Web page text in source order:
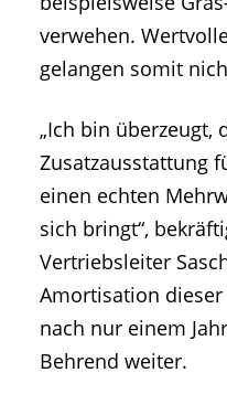
verwehen.
gelangen somit
„Ich bin überzeugt,
Zusatzausstattung
einen echten
sich bringt“,
Vertriebsleiter
Amortisation
nach nur einem
Behrend weiter.